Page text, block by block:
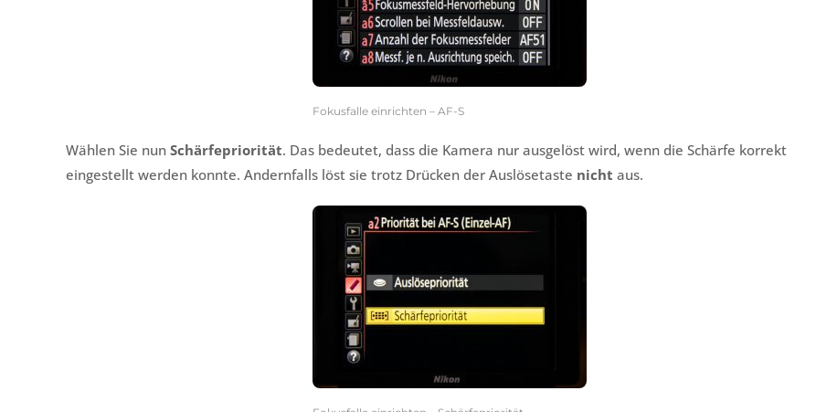
Fokusfalle einrichten – AF-S
Wählen Sie nun Schärfepriorität. Das bedeutet, dass die Kamera nur ausgelöst wird, wenn die Schärfe korrekt
eingestellt werden konnte. Andernfalls löst sie trotz Drücken der Auslösetaste nicht aus.